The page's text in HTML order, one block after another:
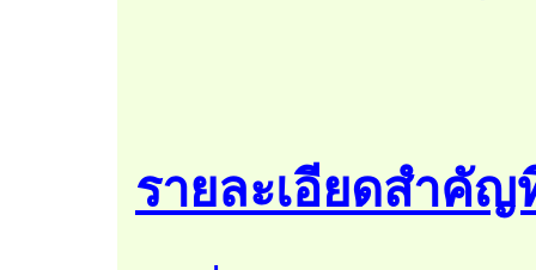
รายละเอียดสำคั